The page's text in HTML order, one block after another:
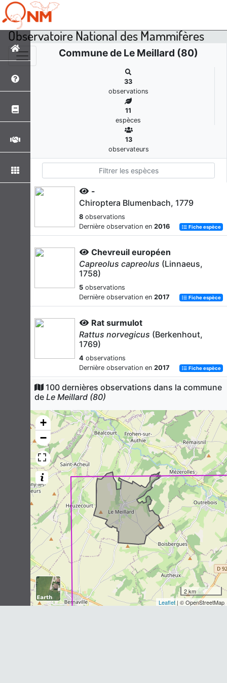
Observatoire National des Mammifères
Commune de Le Meillard (80)
33
observations
11
espèces
13
observateurs
-
Chiroptera Blumenbach, 1779
8 observations
Dernière observation en 2016 Fiche espèce
Chevreuil européen
Capreolus capreolus (Linnaeus,
1758)
5 observations
Dernière observation en 2017 Fiche espèce
Rat surmulot
Rattus norvegicus (Berkenhout,
1769)
4 observations
Dernière observation en 2017 Fiche espèce
Blaireau européen
3observations
Dernière observation en
2017 Fiche espèce
Taupe d'Europe
Talpa europaeaLinnaeus, 1758
2observations
Dernière observation en 2017 Fiche espèce
Renard roux
Vulpes vulpes
(Linnaeus, 1758)
observations
Dernière observation en2017 Fiche espèce
Sanglier
Sus scrofaLinnaeus, 1758
2observations
100 dernières observations dans la commune
de Le Meillard (80)
+
−
2 km
Leaflet | © OpenStreetMap